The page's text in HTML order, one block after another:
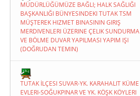
MÜDÜRLÜĞÜMÜZE BAĞLI; HALK SAĞLIĞI
BAŞKANLIĞI BÜNYESINDEKI TUTAK TSM
MÜŞTEREK HIZMET BINASININ GIRIŞ
MERDIVENLERI ÜZERINE ÇELIK SUNDURMA
VE BÖLME DUVAR YAPILMASI YAPIM IŞI
(DOĞRUDAN TEMIN)
TUTAK İLÇESI SUVAR-YK. KARAHALIT KÜME
EVLERI-SOĞUKPINAR VE YK. KÖŞK KÖYLERI